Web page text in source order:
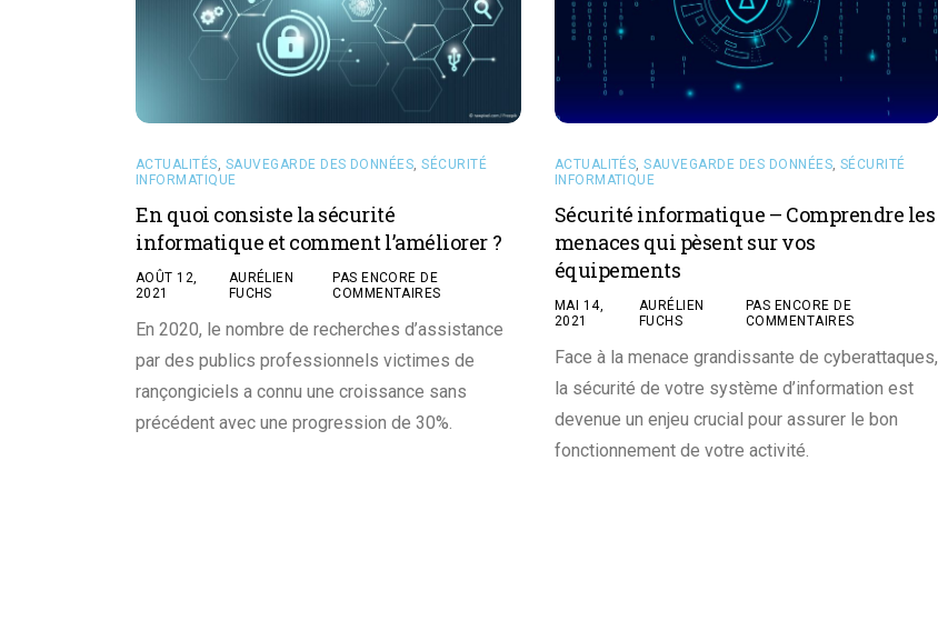
ACTUALITÉS, SAUVEGARDE DES DONNÉES,SÉCURITÉ
INFORMATIQUE
En quoi consiste la sécurité
informatique et comment l’améliorer ?
AOÛT 12,
2021
AURÉLIEN
FUCHS
PAS ENCORE DE
COMMENTAIRES
En 2020, le nombre de recherches d’assistance
par des publics professionnels victimes de
rançongiciels a connu une croissance sans
précédent avec une progression de 30%.
ACTUALITÉS,SAUVEGARDE DES DONNÉES, SÉCURITÉ
INFORMATIQUE
Sécurité informatique – Comprendre les
menaces qui pèsent sur vos
équipements
MAI 14,
2021
AURÉLIEN
FUCHS
PAS ENCORE DE
COMMENTAIRES
Face à la menace grandissante de cyberattaques,
la sécurité de votre système d’information est
devenue un enjeu crucial pour assurer le bon
fonctionnement de votre activité.